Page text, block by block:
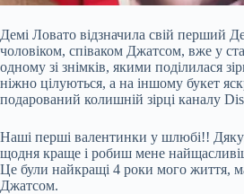
Демі Ловато відзначила свій перший
чоловіком, співаком Джатсом, вже у
одному зі знімків, якими поділилася
ніжно цілуються, а на іншому букет
подарований колишній зірці каналу
Наші перші валентинки у шлюбі!!
щодня краще і робиш мене
Це були найкращі 4 роки мого життя,
Джатсом.